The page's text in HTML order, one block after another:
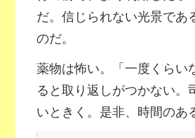
だ。信じられない光景であ
のだ。
薬物は怖い。「一度くらい
ると取り返しがつかない。
いときく。是非、時間のあ